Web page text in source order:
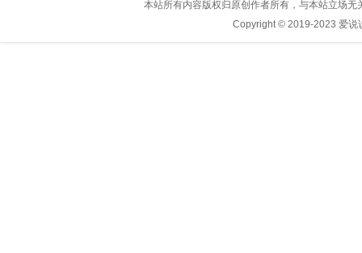
本站所有内容版权归原创作者所有，与本站立场
Copyright © 2019-2023 爱说